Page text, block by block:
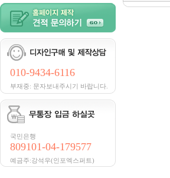
010-9434-6116
부재중: 문자보내주시기 바랍니다.
국민은행
809101-04-179577
예금주:강석우(인포엑스퍼트)